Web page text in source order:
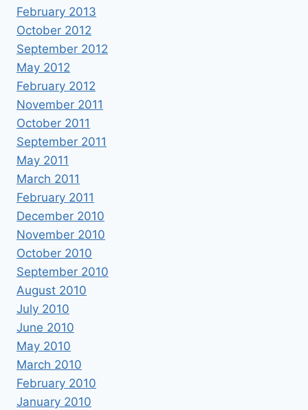
February 2013
October 2012
September 2012
May 2012
February 2012
November 2011
October 2011
September 2011
May 2011
March 2011
February 2011
December 2010
November 2010
October 2010
September 2010
August 2010
July 2010
June 2010
May 2010
March 2010
February 2010
January 2010